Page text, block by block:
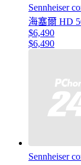
Sennheiser
海塞爾 HD
$6,490
$6,490
Sennheiser